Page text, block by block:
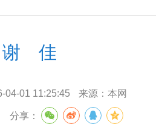
谢 佳
04-01 11:25:45 来源： 本网
分享：